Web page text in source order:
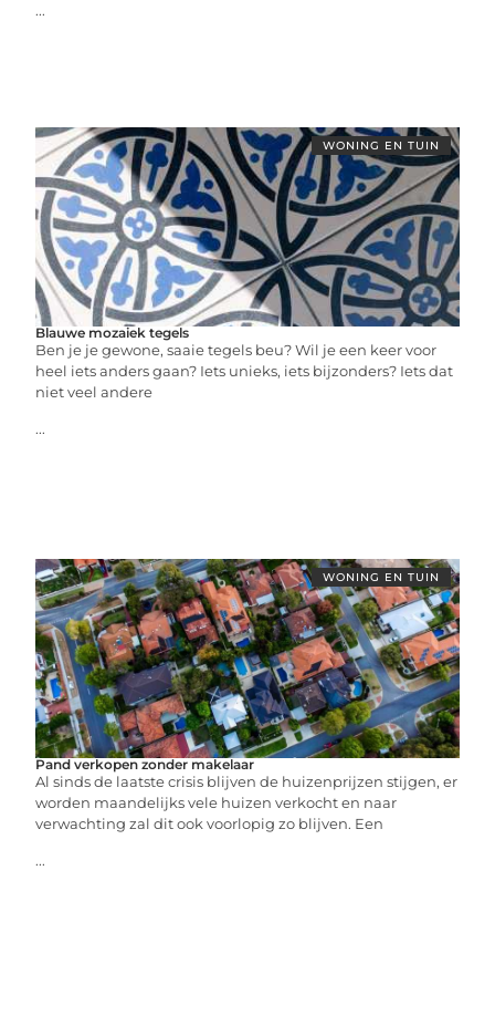
...
WONING EN TUIN
Blauwe mozaiek tegels
Ben je je gewone, saaie tegels beu? Wil je een keer voor
heel iets anders gaan? Iets unieks, iets bijzonders? Iets dat
niet veel andere
...
WONING EN TUIN
Pand verkopen zonder makelaar
Al sinds de laatste crisis blijven de huizenprijzen stijgen, er
worden maandelijks vele huizen verkocht en naar
verwachting zal dit ook voorlopig zo blijven. Een
...